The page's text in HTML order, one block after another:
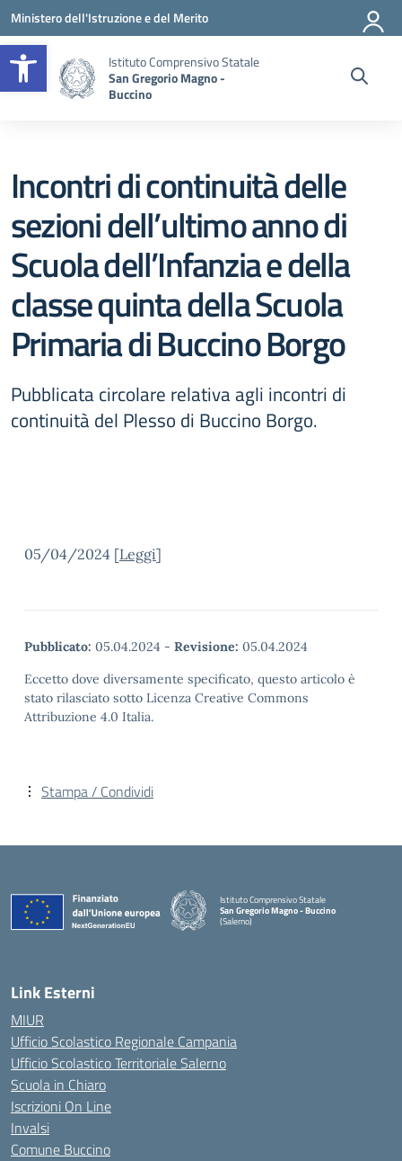
Apri la barra degli strumenti
Vai ai contenuti
Vai al menu di navigazione
Vai al footer
Ministero dell'Istruzione e del Merito
Istituto Comprensivo Statale
San Gregorio Magno -
Buccino
Incontri di continuità delle
sezioni dell’ultimo anno di
Scuola dell’Infanzia e della
classe quinta della Scuola
Primaria di Buccino Borgo
Pubblicata circolare relativa agli incontri di
continuità del Plesso di Buccino Borgo.
05/04/2024 [Leggi]
Pubblicato: 05.04.2024 - Revisione: 05.04.2024
Eccetto dove diversamente specificato, questo articolo è
stato rilasciato sotto Licenza Creative Commons
Attribuzione 4.0 Italia.
Stampa / Condividi
Istituto Comprensivo Statale
San Gregorio Magno - Buccino
(Salerno)
Link Esterni
MIUR
Ufficio Scolastico Regionale Campania
Ufficio Scolastico Territoriale Salerno
Scuola in Chiaro
Iscrizioni On Line
Invalsi
Comune Buccino